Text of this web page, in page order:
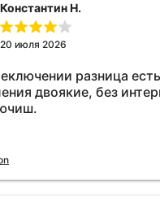
Константин Н.
20 июля 2026
разница
двоякие, без